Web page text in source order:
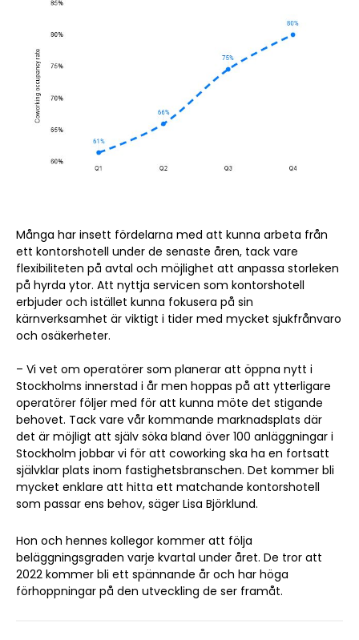
Många har insett fördelarna med att kunna arbeta från
ett kontorshotell under de senaste åren, tack vare
flexibiliteten på avtal och möjlighet att anpassa storleken
på hyrda ytor. Att nyttja servicen som kontorshotell
erbjuder och istället kunna fokusera på sin
kärnverksamhet är viktigt i tider med mycket sjukfrånvaro
och osäkerheter.
– Vi vet om operatörer som planerar att öppna nytt i
Stockholms innerstad i år men hoppas på att ytterligare
operatörer följer med för att kunna möte det stigande
behovet. Tack vare vår kommande marknadsplats där
det är möjligt att själv söka bland över 100 anläggningar i
Stockholm jobbar vi för att coworking ska ha en fortsatt
självklar plats inom fastighetsbranschen. Det kommer bli
mycket enklare att hitta ett matchande kontorshotell
som passar ens behov, säger Lisa Björklund.
Hon och hennes kollegor kommer att följa
beläggningsgraden varje kvartal under året. De tror att
2022 kommer bli ett spännande år och har höga
förhoppningar på den utveckling de ser framåt.